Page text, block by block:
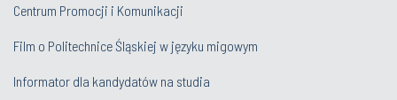
Centrum Promocji i Komunikacji
Film o Politechnice Śląskiej w języku migowym
Informator dla kandydatów na studia